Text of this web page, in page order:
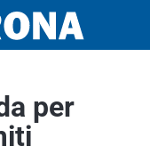
per